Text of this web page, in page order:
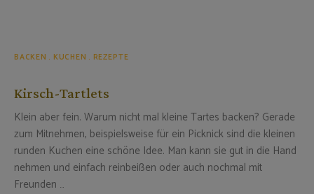
BACKEN KUCHEN REZEPTE
Kirsch-Tartlets
Klein aber fein. Warum nicht mal kleine Tartes backen? Gerade
zum Mitnehmen, beispielsweise für ein Picknick sind die kleinen
runden Kuchen eine schöne Idee. Man kann sie gut in die Hand
nehmen und einfach reinbeißen oder auch nochmal mit
Freunden …